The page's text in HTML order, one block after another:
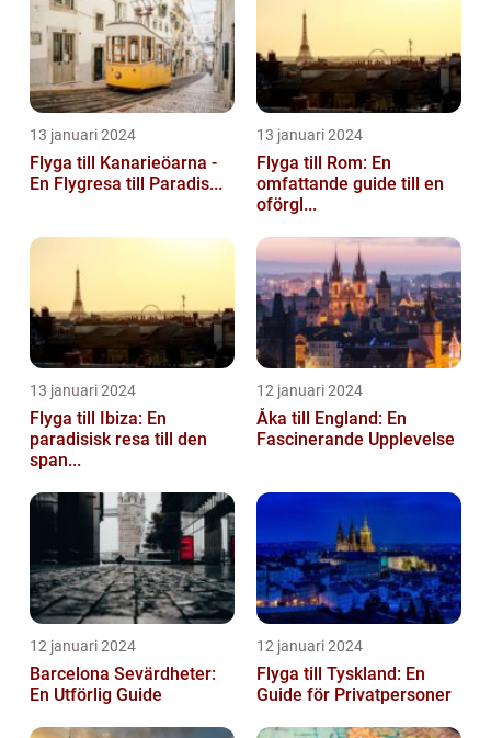
13 januari 2024
Flyga till Kanarieöarna -
En Flygresa till Paradis...
13 januari 2024
Flyga till Rom: En
omfattande guide till en
oförgl...
13 januari 2024
Flyga till Ibiza: En
paradisisk resa till den
span...
12 januari 2024
Åka till England: En
Fascinerande Upplevelse
12 januari 2024
Barcelona Sevärdheter:
En Utförlig Guide
12 januari 2024
Flyga till Tyskland: En
Guide för Privatpersoner